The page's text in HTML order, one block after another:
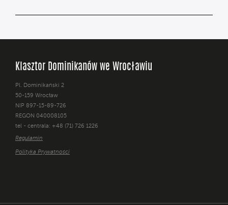
Klasztor Dominikanów we Wrocławiu
Pl. Dominikański 2
50-159 Wrocław
NIP 897-15-89-726
REGON 040008105
tel - centrala: +48 (71) 726 1226
Regulamin
Polityka Prywatności